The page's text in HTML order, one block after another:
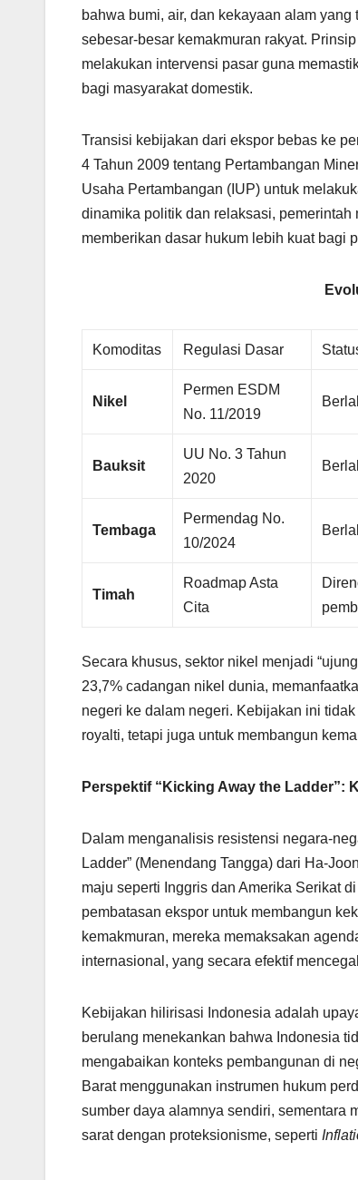
bahwa bumi, air, dan kekayaan alam
sebesar-besar kemakmuran rakyat.
melakukan intervensi pasar guna
bagi masyarakat domestik.
Transisi kebijakan dari ekspor bebas ke
4 Tahun 2009 tentang Pertambangan
Usaha Pertambangan (IUP) untuk
dinamika politik dan relaksasi,
memberikan dasar hukum lebih kuat bagi
Komoditas Regulasi Dasar
Nikel
Permen ESDM
No. 11/2019
Bauksit
UU No. 3 Tahun
2020
Tembaga
Permendag No.
10/2024
Timah
Roadmap Asta
Cita
Secara khusus, sektor nikel menjadi
23,7% cadangan nikel dunia,
negeri ke dalam negeri. Kebijakan ini
royalti, tetapi juga untuk membangun
Perspektif “Kicking Away the Ladder”:
Dalam menganalisis resistensi negara-
Ladder” (Menendang Tangga) dari Ha-
maju seperti Inggris dan Amerika Serikat
pembatasan ekspor untuk membangun
kemakmuran, mereka memaksakan
internasional, yang secara efektif
Kebijakan hilirisasi Indonesia adalah
berulang menekankan bahwa Indonesia
mengabaikan konteks pembangunan di
Barat menggunakan instrumen hukum
sumber daya alamnya sendiri, sementara
sarat dengan proteksionisme, seperti